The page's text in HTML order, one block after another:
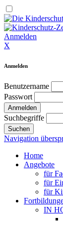
Anmelden
X
Anmelden
Benutzername
Passwort
Anmelden
Suchbegriffe
Suchen
Navigation
Home
Angebote
für
für
für
IN